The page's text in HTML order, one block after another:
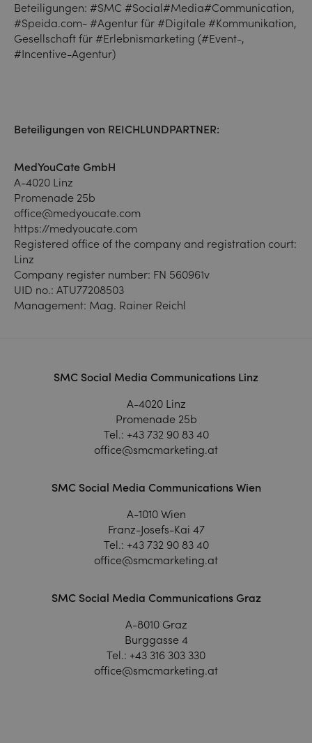
Beteiligungen: #SMC #Social#Media#Communication,
#Speida.com- #Agentur für #Digitale #Kommunikation,
Gesellschaft für #Erlebnismarketing (#Event-,
#Incentive-Agentur)
Beteiligungen von REICHLUNDPARTNER:
MedYouCate GmbH
A-4020 Linz
Promenade 25b
office@medyoucate.com
https://medyoucate.com
Registered office of the company and registration court:
Linz
Company register number: FN 560961v
UID no.: ATU77208503
Management: Mag. Rainer Reichl
SMC Social Media Communications Linz
A-4020 Linz
Promenade 25b
Tel.: +43 732 90 83 40
office@smcmarketing.at
SMC Social Media Communications Wien
A-1010 Wien
Franz-Josefs-Kai 47
Tel.: +43 732 90 83 40
office@smcmarketing.at
SMC Social Media Communications Graz
A-8010 Graz
Burggasse 4
Tel.: +43 316 303 330
office@smcmarketing.at